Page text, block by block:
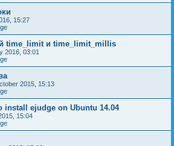
15:27
time_limit и time_limit_millis
2016, 03:01
2015, 15:13
ejudge on Ubuntu 14.04
15:04